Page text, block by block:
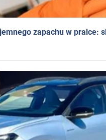
zapachu w pralce: